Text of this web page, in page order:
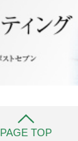
PAGE TOP